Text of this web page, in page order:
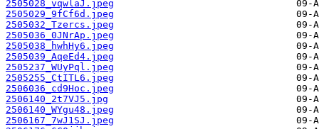
2505028_vqwlaJ.jpeg
2505029_9fCf6d.jpeg
2505032_Tzercs.jpeg
2505036_0JNrAp.jpeg
2505038_hwhHy6.jpeg
2505039_AqeEd4.jpeg
2505237_WUyPql.jpeg
2505255_CtITL6.jpeg
2506036_cd9Hoc.jpeg
2506140_2t7VJ5.jpg
2506140_WYgu48.jpeg
2506167_7wJ1SJ.jpeg